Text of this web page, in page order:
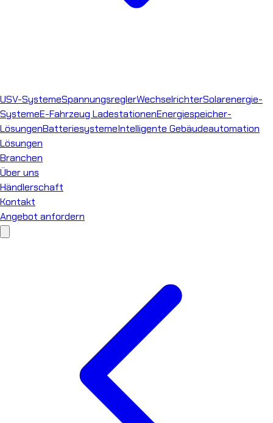
USV-SystemeSpannungsreglerWechselrichterSolarenergie-
SystemeE-Fahrzeug LadestationenEnergiespeicher-
LösungenBatteriesystemeIntelligente Gebäudeautomation
Lösungen
Branchen
Über uns
Händlerschaft
Kontakt
Angebot anfordern